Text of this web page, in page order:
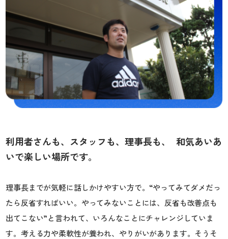
利用者さんも、スタッフも、理事長も、 和気あいあ
いで楽しい場所です。
理事長までが気軽に話しかけやすい方で。“やってみてダメだっ
たら反省すればいい。やってみないことには、反省も改善点も
出てこない”と言われて、いろんなことにチャレンジしていま
す。考える力や柔軟性が養われ、やりがいがあります。そうそ